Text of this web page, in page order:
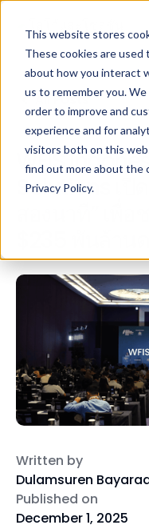
This website stores
These cookies are
about how you interact
us to remember you.
order to improve and
experience and for
visitors both on this
find out more about the
Privacy Policy.
All Posts
WFIS
Solutions เปิ
สองนาที” เพื่
$235 พันล้าน
Written by
Dulamsuren
Published on
December 1, 2025